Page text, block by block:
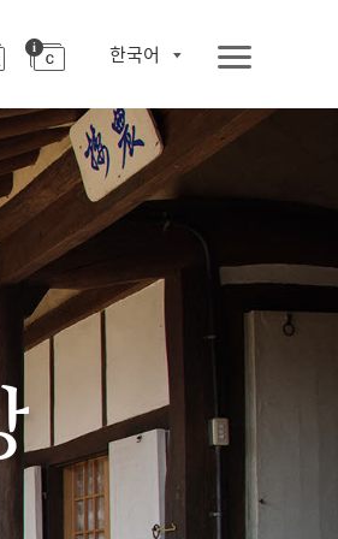
한국어